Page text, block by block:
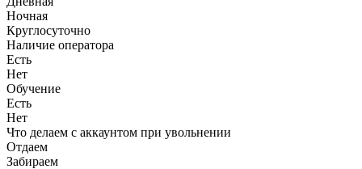
Ночная
Круглосуточно
Наличие оператора
Есть
Нет
Обучение
Есть
Нет
Что делаем с аккаунтом при увольнении
Отдаем
Забираем